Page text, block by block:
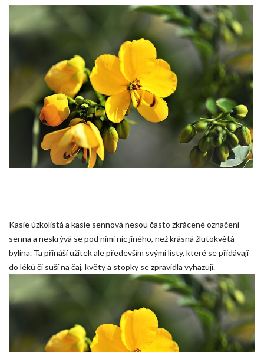
Kasie úzkolistá a kasie sennová nesou často zkrácené označení
senna a neskrývá se pod nimi nic jiného, než krásná žlutokvětá
bylina. Ta přináší užitek ale především svými listy, které se přidávají
do léků či suší na čaj, květy a stopky se zpravidla vyhazují.